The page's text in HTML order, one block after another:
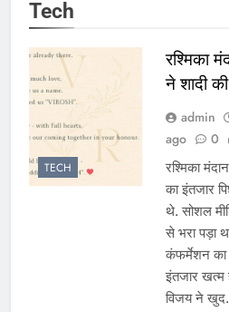
Tech
TECH
रश्मिका
ने शादी
admin
ago
0
रश्मिका
का इंतजार
थे. सोशल
से भरा पड़ा
कंफर्मेशन का
इंतजार खत्म
विजय ने